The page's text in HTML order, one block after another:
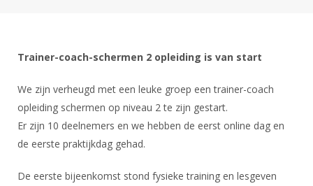
Forums
Evenement
Gebruiksvoorwaarden
Ledencijfers
Sponsors en Partners
Recreatiesport
Lichtzwaardschermen
Wedstrijdsport
Nieuws
NK's
Oranje
DBT
FBT
Spreekbeurtpakket
Ouders en vereniging
Jeugdkampen
Brassardsysteem
Forums
Schermforum
Zoek Vereniging
Contact
Trainer-coach-schermen 2 opleiding is van start
We zijn verheugd met een leuke groep een trainer-coach
opleiding schermen op niveau 2 te zijn gestart.
Er zijn 10 deelnemers en we hebben de eerst online dag en
de eerste praktijkdag gehad.
De eerste bijeenkomst stond fysieke training en lesgeven